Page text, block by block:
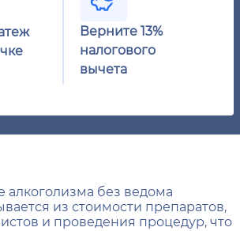
Верните 13%
налогового
вычета
алкоголизма без ведома
из стоимости препаратов,
и проведения процедур, что